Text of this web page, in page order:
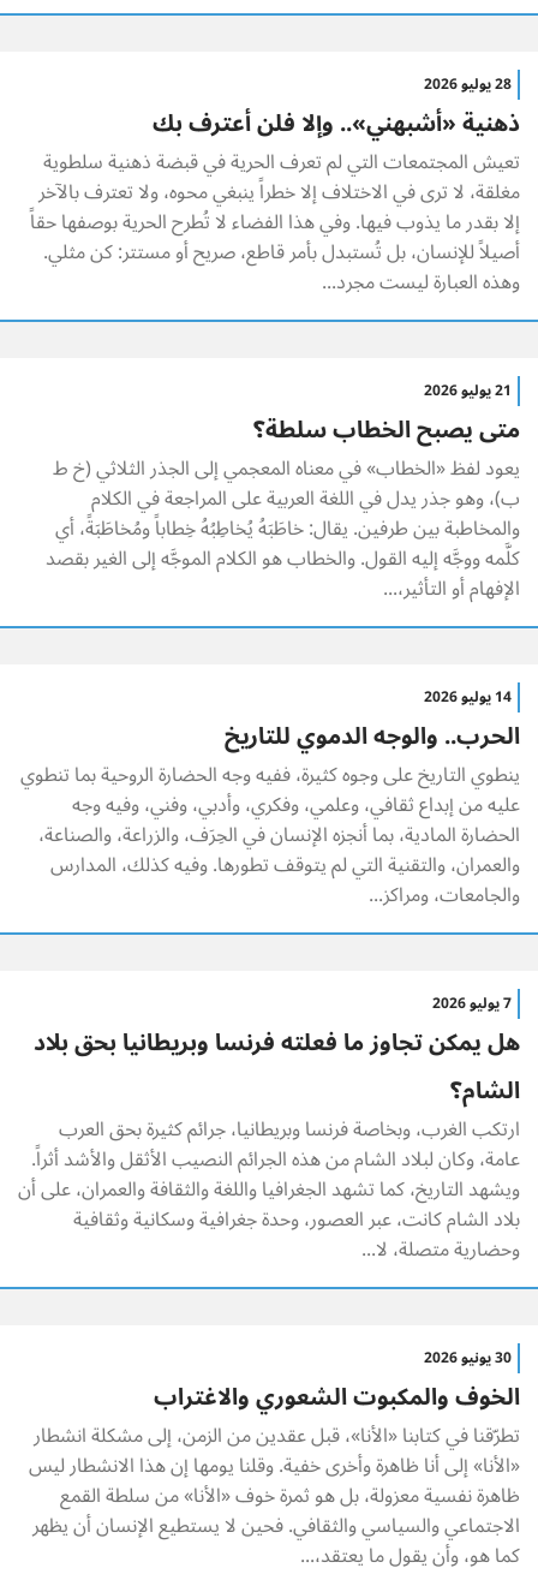
28 يوليو 2026
ذهنية «أشبهني».. وإلا فلن أعترف بك
تعيش المجتمعات التي لم تعرف الحرية في قبضة ذهنية سلطوية
مغلقة، لا ترى في الاختلاف إلا خطراً ينبغي محوه، ولا تعترف بالآخر
إلا بقدر ما يذوب فيها. وفي هذا الفضاء لا تُطرح الحرية بوصفها حقاً
أصيلاً للإنسان، بل تُستبدل بأمر قاطع، صريح أو مستتر: كن مثلي.
وهذه العبارة ليست مجرد...
21 يوليو 2026
متى يصبح الخطاب سلطة؟
يعود لفظ «الخطاب» في معناه المعجمي إلى الجذر الثلاثي (خ ط
ب)، وهو جذر يدل في اللغة العربية على المراجعة في الكلام
والمخاطبة بين طرفين. يقال: خاطَبَهُ يُخاطِبُهُ خِطاباً ومُخاطَبَةً، أي
كلَّمه ووجَّه إليه القول. والخطاب هو الكلام الموجَّه إلى الغير بقصد
الإفهام أو التأثير،...
14 يوليو 2026
الحرب.. والوجه الدموي للتاريخ
ينطوي التاريخ على وجوه كثيرة، ففيه وجه الحضارة الروحية بما تنطوي
عليه من إبداع ثقافي، وعلمي، وفكري، وأدبي، وفني، وفيه وجه
الحضارة المادية، بما أنجزه الإنسان في الحِرَف، والزراعة، والصناعة،
والعمران، والتقنية التي لم يتوقف تطورها. وفيه كذلك، المدارس
والجامعات، ومراكز...
7 يوليو 2026
هل يمكن تجاوز ما فعلته فرنسا وبريطانيا بحق بلاد
الشام؟
ارتكب الغرب، وبخاصة فرنسا وبريطانيا، جرائم كثيرة بحق العرب
عامة، وكان لبلاد الشام من هذه الجرائم النصيب الأثقل والأشد أثراً.
ويشهد التاريخ، كما تشهد الجغرافيا واللغة والثقافة والعمران، على أن
بلاد الشام كانت، عبر العصور، وحدة جغرافية وسكانية وثقافية
وحضارية متصلة، لا...
30 يونيو 2026
الخوف والمكبوت الشعوري والاغتراب
تطرّقنا في كتابنا «الأنا»، قبل عقدين من الزمن، إلى مشكلة انشطار
«الأنا» إلى أنا ظاهرة وأخرى خفية. وقلنا يومها إن هذا الانشطار ليس
ظاهرة نفسية معزولة، بل هو ثمرة خوف «الأنا» من سلطة القمع
الاجتماعي والسياسي والثقافي. فحين لا يستطيع الإنسان أن يظهر
كما هو، وأن يقول ما يعتقد،...